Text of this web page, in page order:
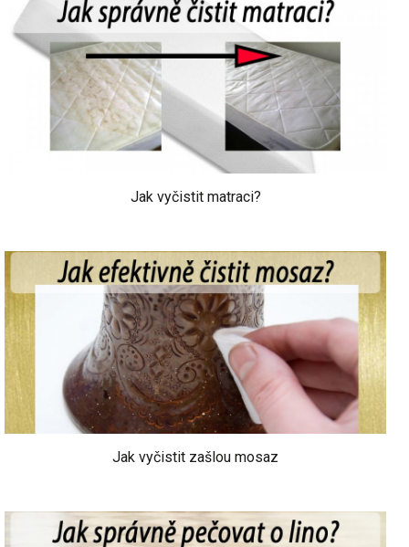
Jak vyčistit matraci?
Jak vyčistit zašlou mosaz